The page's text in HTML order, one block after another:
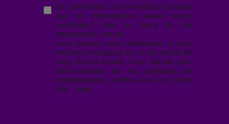
En soumettant ce formulaire, j’accepte
que les informations saisies soient
exploitées* dans le cadre de ma
demande de contact.
Vous pouvez vous désabonner à tout
moment en cliquant sur le lien en bas de
page de nos emails. Pour obtenir plus
d'informations sur nos pratiques de
confidentialité, rendez-vous sur notre
site web